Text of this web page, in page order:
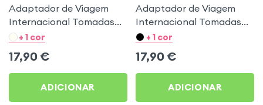
Adaptador de Viagem
Internacional Tomadas
EUA / Reino Unido / EU /
+ 1 cor
17,90 €
ADICIONAR
Adaptador de Viagem
Internacional Tomadas
EUA / Reino Unido / EU /
+ 1 cor
17,90 €
ADICIONAR